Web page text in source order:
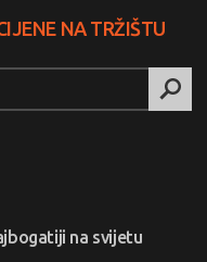
NA TRŽIŠTU
na svijetu